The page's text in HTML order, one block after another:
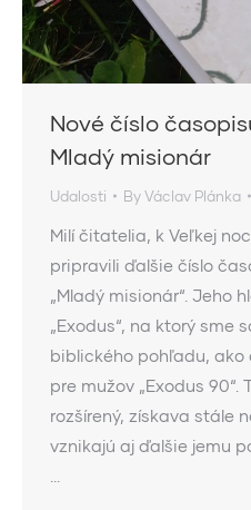
Nové číslo
Mladý misionár
Udalosti ByVáclav Plánka
Milí čitatelia, k Veľkej
pripravili ďalšie číslo
„Mladý misionár“. Jeho
„Exodus“, na ktorý sme
biblického pohľadu,
pre mužov „Exodus 90“.
rozšírený, získava stále
vznikajú aj ďalšie jemu